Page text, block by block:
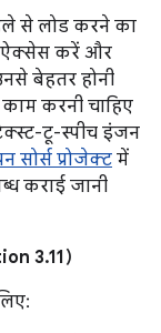
से लोड करने का
ऐक्सेस करें और
बेहतर होनी
करनी चाहिए
टू-स्पीच इंजन
सोर्स प्रोजेक्ट में
कराई जानी
3.11)